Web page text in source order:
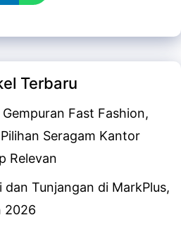
Terbaru
Fast Fashion,
Seragam Kantor
Relevan
dan Tunjangan di MarkPlus,
2026